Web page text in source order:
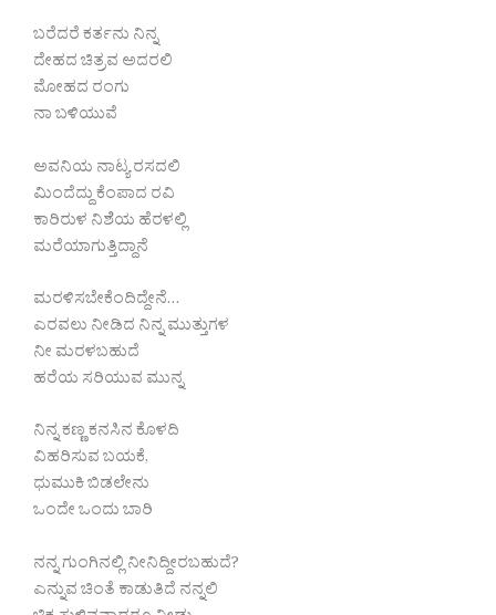
ಬರೆದರೆ ಕರ್ತನು ನಿನ್ನ
ದೇಹದ ಚಿತ್ರವ ಅದರಲಿ
ಮೋಹದ ರಂಗು
ನಾ ಬಳಿಯುವೆ
ಅವನಿಯ ನಾಟ್ಯ ರಸದಲಿ
ಮಿಂದೆದ್ದು ಕೆಂಪಾದ ರವಿ
ಕಾರಿರುಳ ನಿಶೆಯ ಹೆರಳಲ್ಲಿ
ಮರೆಯಾಗುತ್ತಿದ್ದಾನೆ
ಮರಳಿಸಬೇಕೆಂದಿದ್ದೇನೆ…
ಎರವಲು ನೀಡಿದ ನಿನ್ನ ಮುತ್ತುಗಳ
ನೀ ಮರಳಬಹುದೆ
ಹರೆಯ ಸರಿಯುವ ಮುನ್ನ
ನಿನ್ನ ಕಣ್ಣ ಕನಸಿನ ಕೊಳದಿ
ವಿಹರಿಸುವ ಬಯಕೆ,
ಧುಮುಕಿ ಬಿಡಲೇನು
ಒಂದೇ ಒಂದು ಬಾರಿ
ನನ್ನ ಗುಂಗಿನಲ್ಲಿ ನೀನಿದ್ದೀರಬಹುದೆ?
ಎನ್ನುವ ಚಿಂತೆ ಕಾಡುತಿದೆ ನನ್ನಲಿ